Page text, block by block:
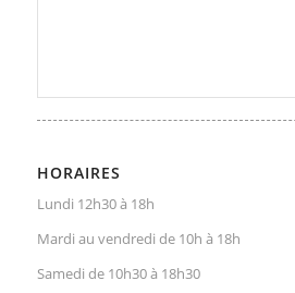
HORAIRES
Lundi 12h30 à 18h
Mardi au vendredi de 10h à 18h
Samedi de 10h30 à 18h30